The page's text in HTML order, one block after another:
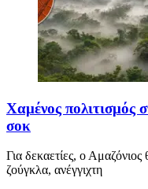
Χαμένος πολιτισμός
σοκ
Για δεκαετίες, ο
ζούγκλα, ανέγγιχτη